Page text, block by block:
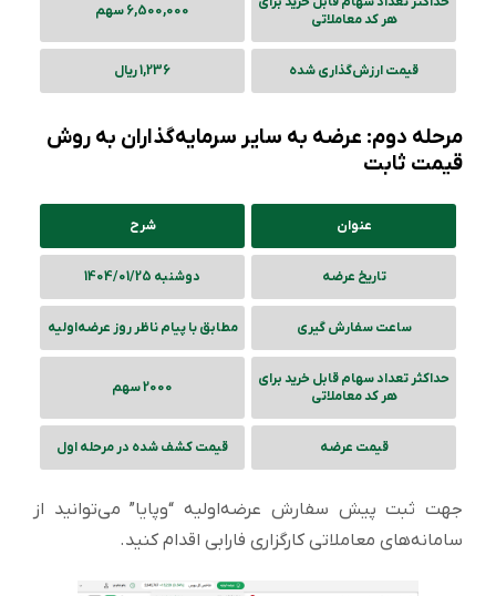
هر کد معاملاتی
6,500,000 سهم
قیمت ارزش‌گذاری شده 1,236 ریال
مرحله دوم: عرضه به سایر سرمایه‌گذاران به روش
قیمت ثابت
عنوان شرح
تاریخ عرضه دوشنبه 1404/01/25
ساعت سفارش گیری مطابق با پیام ناظر روز عرضه‌اولیه
حداکثر تعداد سهام قابل خرید برای
هر کد معاملاتی
2000 سهم
قیمت عرضه قیمت کشف شده در مرحله اول
جهت ثبت پیش سفارش عرضه‌اولیه “وپایا” می‌توانید از
سامانه‌های معاملاتی کارگزاری فارابی اقدام کنید.